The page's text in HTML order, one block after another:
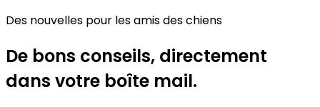
Des nouvelles pour les amis des chiens
De bons conseils, directement
dans votre boîte mail.